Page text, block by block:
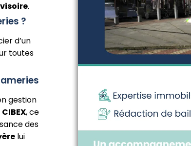
.
?
d’un
toutes
gestion
CIBEX, ce
des
lui